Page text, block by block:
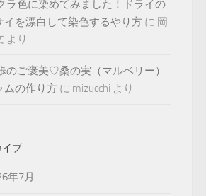
ラ色に染めてみました！ドライの
イを漂白して染色するやり方 に 岡
より
のご褒美♡桑の実（マルベリー）
ムの作り方 に mizucchi より
イブ
年7月